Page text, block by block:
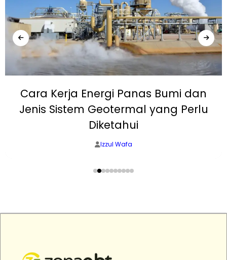
Cara Kerja Energi Panas Bumi dan
Jenis Sistem Geotermal yang Perlu
Diketahui
Izzul Wafa